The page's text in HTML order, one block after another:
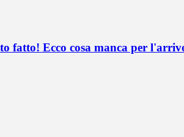
fatto! Ecco cosa manca per